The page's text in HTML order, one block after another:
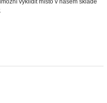
vyklidit místo v našem skladě